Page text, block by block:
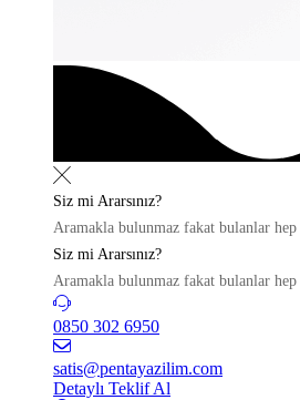
Siz mi Ararsınız?
Aramakla bulunmaz fakat bulanlar hep
Siz mi Ararsınız?
Aramakla bulunmaz fakat bulanlar hep
0850 302 6950
satis@pentayazilim.com
Detaylı Teklif Al